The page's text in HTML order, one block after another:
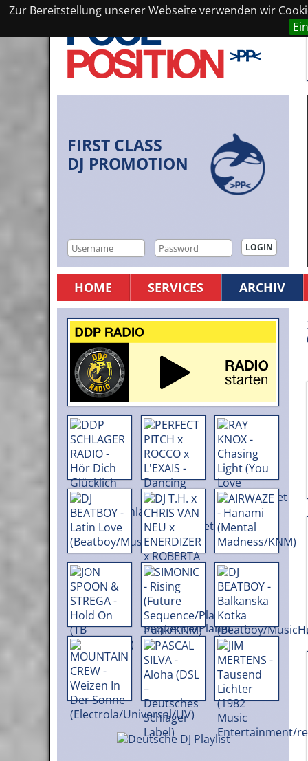
Zur Bereitstellung unserer Webseite verwenden wir
FIRST CLASS
DJ PROMOTION
HOME SERVICES ARCHIV